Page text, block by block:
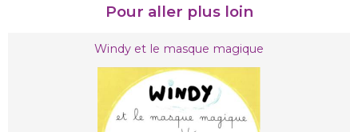
Pour aller plus loin
Windy et le masque magique